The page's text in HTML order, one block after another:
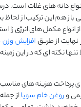
دانه های غلات است.
باز هم این ترکیب از
انواع مکمل های انرژی
نهایت از طریقافزایش وزن
نکته ای که در این زمینه
پرداخت هزینه های
وروغن خام سویااز